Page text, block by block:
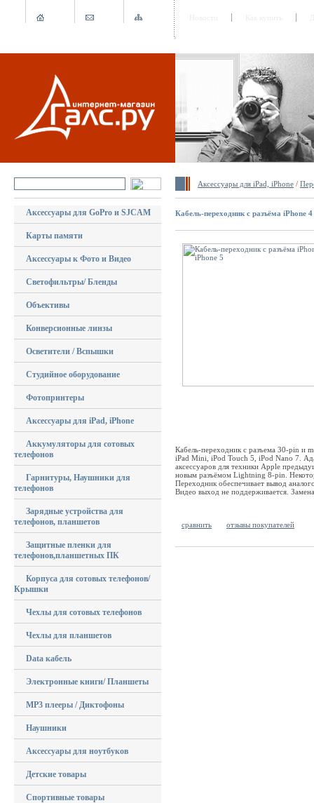
Аксессуары для iPad, iPhone /
Аксессуары для GoPro и SJCAM
Карты памяти
Аксессуары к Фото и Видео
Светофильтры/ Бленды
Объективы
Конверсионные линзы
Осветители / Вспышки
Студийное оборудование
Фотопринтеры
Аксессуары для iPad, iPhone
Аккумуляторы для сотовых
телефонов
Гарнитуры, Наушники для
телефонов
Зарядные устройства для
телефонов, планшетов
Защитные пленки для
телефонов,планшетных ПК
Корпуса для сотовых телефонов/
Крышки
Чехлы для сотовых телефонов
Чехлы для планшетов
Data кабель
Электронные книги/ Планшеты
MP3 плееры / Диктофоны
Наушники
Аксессуары для ноутбуков
Детские товары
Спортивные товары
Кабель-переходник с разъёма iPhone
Кабель-переходник с разъема 30-pin и
iPad Mini, iPod Touch 5, iPod Nano 7.
аксессуаров для техники Apple
новым разъёмом Lightning 8-pin.
Переходник обеспечивает вывод
Видео выход не поддерживается.
сравнить отзывы покупателей